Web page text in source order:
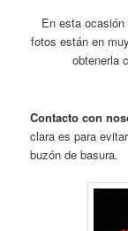
En esta
fotos están en
obtenerla
Contacto con
clara es para
buzón de basura.